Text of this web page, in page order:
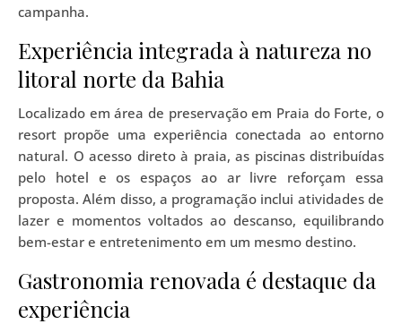
campanha.
Experiência integrada à natureza no
litoral norte da Bahia
Localizado em área de preservação em Praia do Forte, o
resort propõe uma experiência conectada ao entorno
natural. O acesso direto à praia, as piscinas distribuídas
pelo hotel e os espaços ao ar livre reforçam essa
proposta. Além disso, a programação inclui atividades de
lazer e momentos voltados ao descanso, equilibrando
bem-estar e entretenimento em um mesmo destino.
Gastronomia renovada é destaque da
experiência